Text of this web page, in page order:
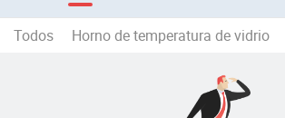
Todos Horno de temperatura de vidrio